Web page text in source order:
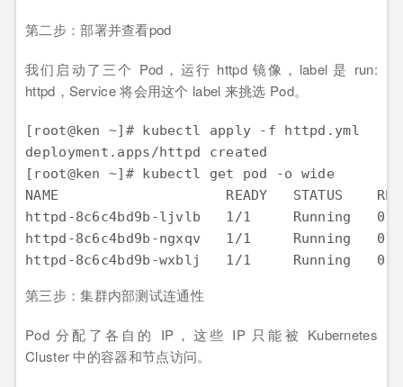
第二步：部署并查看pod
我们启动了三个 Pod，运行 httpd 镜像，label 是 run:
httpd，Service 将会用这个 label 来挑选 Pod。
[root@ken ~]# kubectl apply -f httpd.yml
deployment.apps/httpd created
[root@ken ~]# kubectl get pod -o wide
NAME                    READY   STATUS
httpd-8c6c4bd9b-ljvlb   1/1     Running
httpd-8c6c4bd9b-ngxqv   1/1     Running
httpd-8c6c4bd9b-wxblj   1/1     Running
第三步：集群内部测试连通性
Pod 分配了各自的 IP，这些 IP 只能被 Kubernetes
Cluster 中的容器和节点访问。